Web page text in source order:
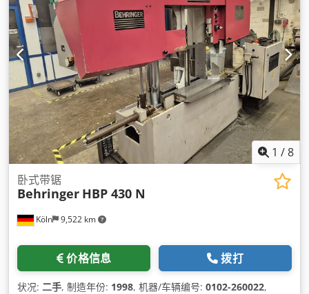
1 /8
Köln 9,522 km
卧式带锯
Behringer HBP 430 N
价格信息 拨打
状况: 二手, 制造年份: 1998, 机器/车辆编号: 0102-260022,